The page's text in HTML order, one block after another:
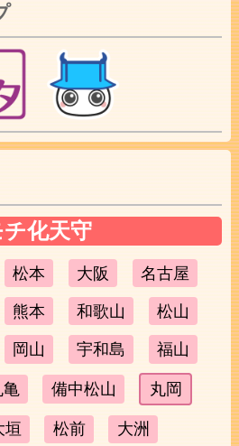
チ化天守
松本 大阪 名古屋
熊本 和歌山 松山
岡山 宇和島 福山
亀 備中松山 丸岡
垣 松前 大洲